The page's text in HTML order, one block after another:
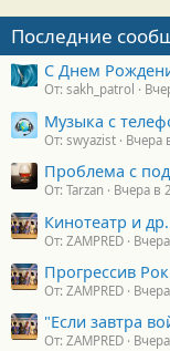
о
с
т
и
:
Последние
С Днем
От: sakh_patrol
Музыка с
От: swyazist Вчера
Проблема с
От: Tarzan Вчера в
Кинотеатр и
От: ZAMPRED
Прогрессив
От: ZAMPRED
"Если завтра
От: ZAMPRED